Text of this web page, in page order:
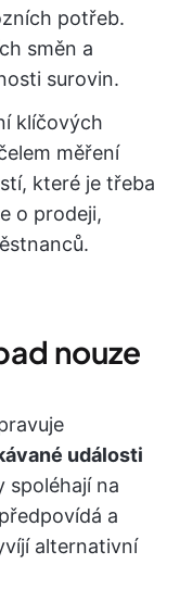
potřeb.
směn a
surovin.
klíčových
měření
které je třeba
o prodeji,
nouze
události
spoléhají na
a
alternativní